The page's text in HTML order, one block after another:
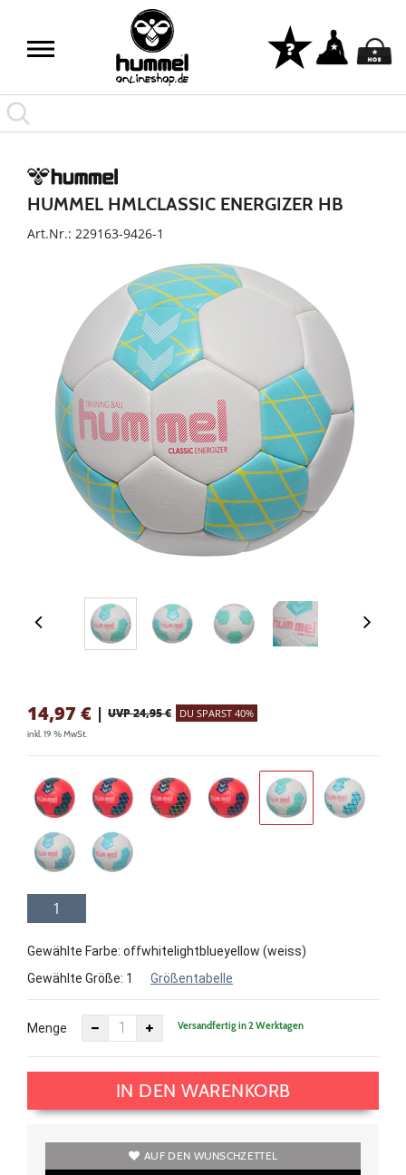
HUMMEL HMLCLASSIC ENERGIZER HB
Art.Nr.: 229163-9426-1
14,97 € | UVP 24,95 € DU SPARST 40%
inkl. 19 % MwSt.
1
Gewählte Farbe: offwhitelightblueyellow (weiss)
Gewählte Größe: 1 Größentabelle
Menge Versandfertig in 2 Werktagen
IN DEN WARENKORB
AUF DEN WUNSCHZETTEL